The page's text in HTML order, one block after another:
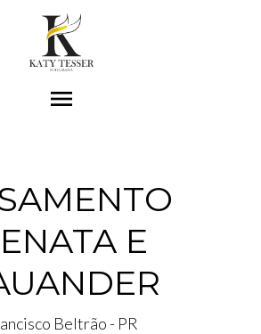
menu
E
Beltrão - PR